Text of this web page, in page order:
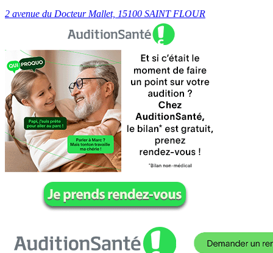
2 avenue du Docteur Mallet, 15100 SAINT FLOUR